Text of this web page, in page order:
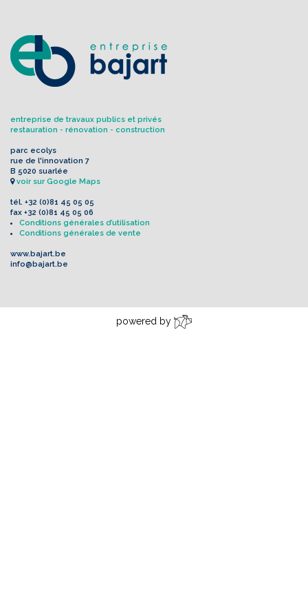
entreprise de travaux publics et privés
restauration - rénovation - construction
parc ecolys
rue de l'innovation 7
B 5020 suarlée
voir sur Google Maps
tél. +32 (0)81 45 05 05
fax +32 (0)81 45 05 06
Conditions générales d’utilisation
Conditions générales de vente
www.bajart.be
info@bajart.be
powered by